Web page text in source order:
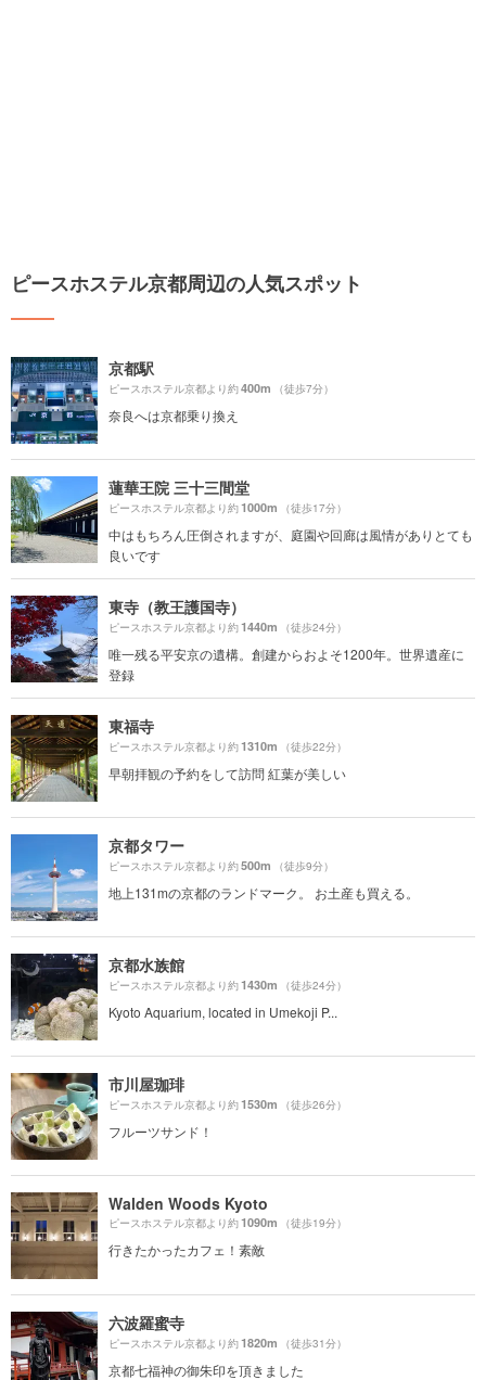
ピースホステル京都周辺の人気スポット
京都駅
ピースホステル京都より約400m （徒歩7分）
奈良へは京都乗り換え
蓮華王院 三十三間堂
ピースホステル京都より約1000m （徒歩17分）
中はもちろん圧倒されますが、庭園や回廊は風情がありとても
良いです
東寺（教王護国寺）
ピースホステル京都より約1440m （徒歩24分）
唯一残る平安京の遺構。創建からおよそ1200年。世界遺産に
登録
東福寺
ピースホステル京都より約1310m （徒歩22分）
早朝拝観の予約をして訪問 紅葉が美しい
京都タワー
ピースホステル京都より約500m （徒歩9分）
地上131mの京都のランドマーク。 お土産も買える。
京都水族館
ピースホステル京都より約1430m （徒歩24分）
Kyoto Aquarium, located in Umekoji P...
市川屋珈琲
ピースホステル京都より約1530m （徒歩26分）
フルーツサンド！
Walden Woods Kyoto
ピースホステル京都より約1090m （徒歩19分）
行きたかったカフェ！素敵
六波羅蜜寺
ピースホステル京都より約1820m （徒歩31分）
京都七福神の御朱印を頂きました